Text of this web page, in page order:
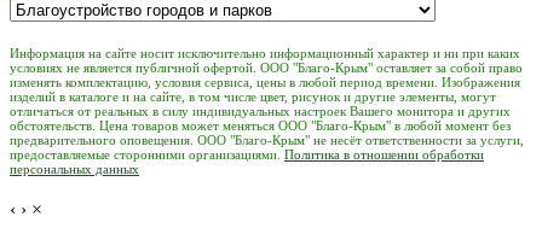
Информация на сайте носит исключительно информационный характер и ни при каких
условиях не является публичной офертой. ООО "Благо-Крым" оставляет за собой право
изменять комплектацию, условия сервиса, цены в любой период времени. Изображения
изделий в каталоге и на сайте, в том числе цвет, рисунок и другие элементы, могут
отличаться от реальных в силу индивидуальных настроек Вашего монитора и других
обстоятельств. Цена товаров может меняться ООО "Благо-Крым" в любой момент без
предварительного оповещения. ООО "Благо-Крым" не несёт ответственности за услуги,
предоставляемые сторонними организациями. Политика в отношении обработки
персональных данных
‹ › ×